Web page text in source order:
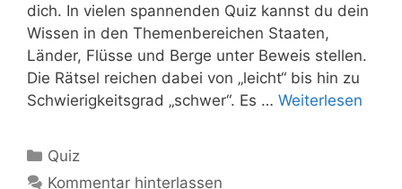
dich. In vielen spannenden Quiz kannst du dein
Wissen in den Themenbereichen Staaten,
Länder, Flüsse und Berge unter Beweis stellen.
Die Rätsel reichen dabei von „leicht“ bis hin zu
Schwierigkeitsgrad „schwer“. Es … Weiterlesen
Kategorien
Quiz
Kommentar hinterlassen